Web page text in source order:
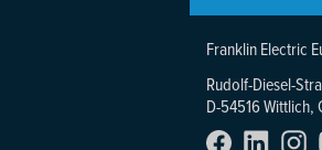
Franklin Electric
Rudolf-Diesel-
D-54516 Wittlich,